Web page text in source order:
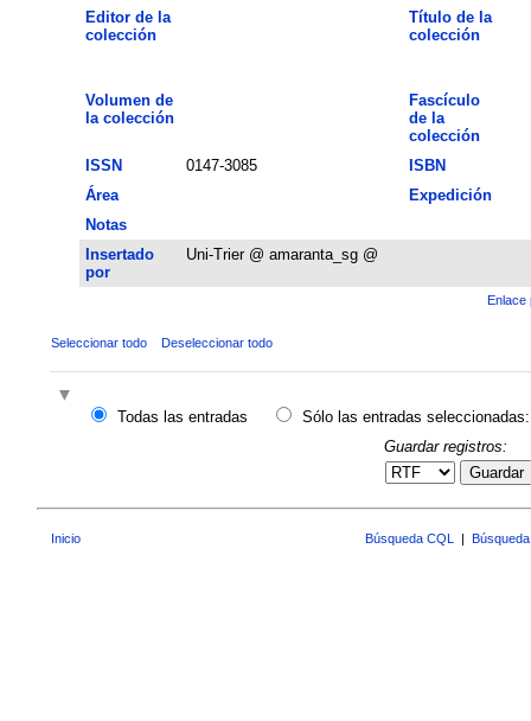
Editor de la
colección
Título de la
colección
Volumen de
la colección
Fascículo
de la
colección
ISSN
0147-3085
ISBN
Área
Expedición
Notas
Insertado
por
Uni-Trier @ amaranta_sg @
Enlace
Seleccionar todo Deseleccionar todo
Todas las entradas
Sólo las entradas seleccionadas:
Guardar registros:
Guardar
Inicio Búsqueda CQL